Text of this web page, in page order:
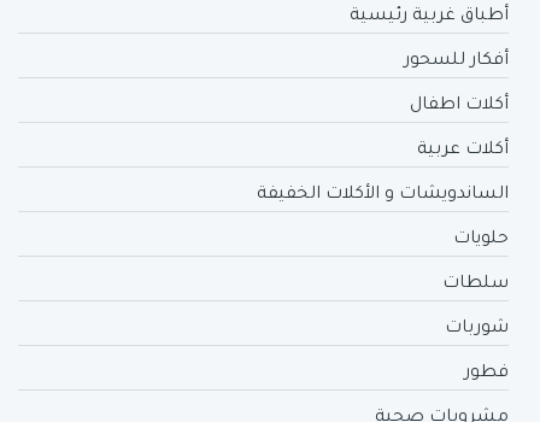
أطباق غربية رئيسية
أفكار للسحور
أكلات اطفال
أكلات عربية
الساندويشات و الأكلات الخفيفة
حلويات
سلطات
شوربات
فطور